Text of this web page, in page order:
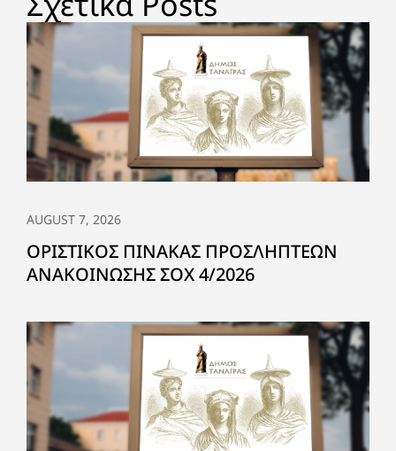
AUGUST 7, 2026
ΟΡΙΣΤΙΚΟΣ ΠΙΝΑΚΑΣ ΠΡΟΣΛΗΠΤΕΩΝ
ΑΝΑΚΟΙΝΩΣΗΣ ΣΟΧ 4/2026